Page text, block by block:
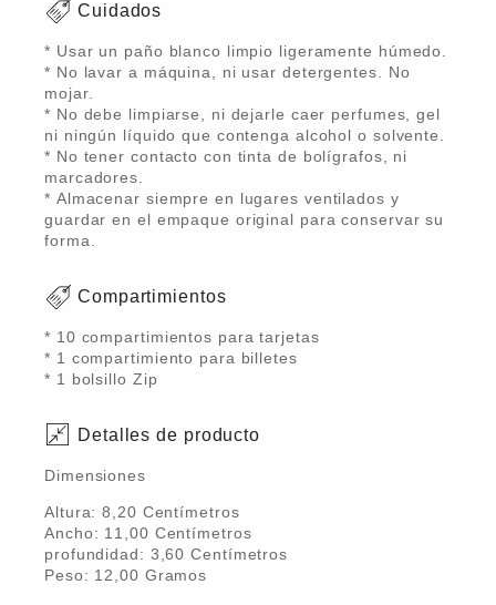
Cuidados
* Usar un paño blanco limpio ligeramente húmedo.
* No lavar a máquina, ni usar detergentes. No
mojar.
* No debe limpiarse, ni dejarle caer perfumes, gel
ni ningún líquido que contenga alcohol o solvente.
* No tener contacto con tinta de bolígrafos, ni
marcadores.
* Almacenar siempre en lugares ventilados y
guardar en el empaque original para conservar su
forma.
Compartimientos
* 10 compartimientos para tarjetas
* 1 compartimiento para billetes
* 1 bolsillo Zip
Detalles de producto
Dimensiones
Altura:8,20 Centímetros
Ancho: 11,00 Centímetros
profundidad: 3,60 Centímetros
Peso: 12,00 Gramos